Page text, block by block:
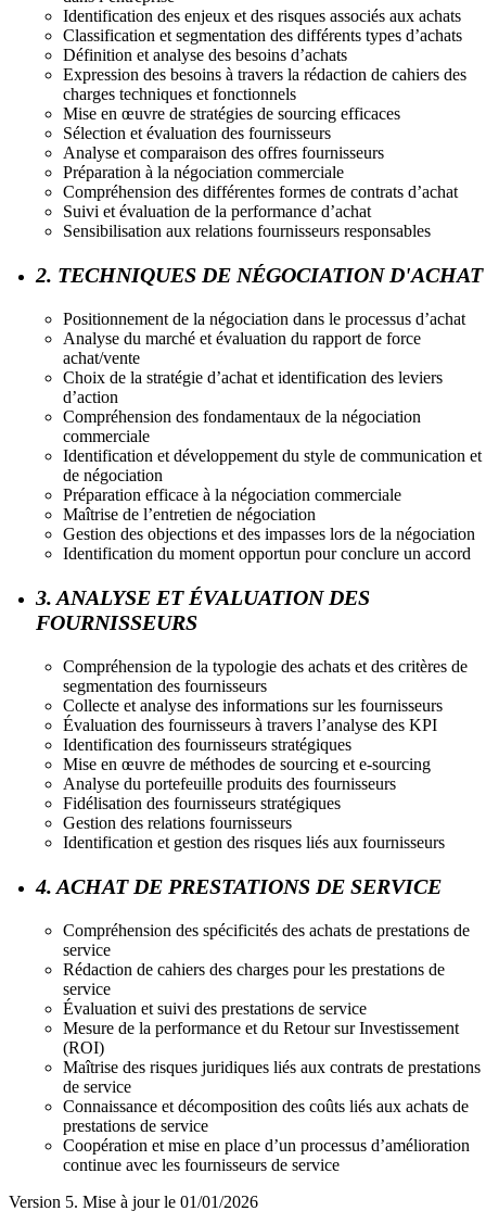
Identification des enjeux et des risques associés aux achats
Classification et segmentation des différents types d’achats
Définition et analyse des besoins d’achats
Expression des besoins à travers la rédaction de cahiers des
charges techniques et fonctionnels
Mise en œuvre de stratégies de sourcing efficaces
Sélection et évaluation des fournisseurs
Analyse et comparaison des offres fournisseurs
Préparation à la négociation commerciale
Compréhension des différentes formes de contrats d’achat
Suivi et évaluation de la performance d’achat
Sensibilisation aux relations fournisseurs responsables
2. TECHNIQUES DE NÉGOCIATION D'ACHAT
Positionnement de la négociation dans le processus d’achat
Analyse du marché et évaluation du rapport de force
achat/vente
Choix de la stratégie d’achat et identification des leviers
d’action
Compréhension des fondamentaux de la négociation
commerciale
Identification et développement du style de communication et
de négociation
Préparation efficace à la négociation commerciale
Maîtrise de l’entretien de négociation
Gestion des objections et des impasses lors de la négociation
Identification du moment opportun pour conclure un accord
3. ANALYSE ET ÉVALUATION DES
FOURNISSEURS
Compréhension de la typologie des achats et des critères de
segmentation des fournisseurs
Collecte et analyse des informations sur les fournisseurs
Évaluation des fournisseurs à travers l’analyse des KPI
Identification des fournisseurs stratégiques
Mise en œuvre de méthodes de sourcing et e-sourcing
Analyse du portefeuille produits des fournisseurs
Fidélisation des fournisseurs stratégiques
Gestion des relations fournisseurs
Identification et gestion des risques liés aux fournisseurs
4. ACHAT DE PRESTATIONS DE SERVICE
Compréhension des spécificités des achats de prestations de
service
Rédaction de cahiers des charges pour les prestations de
service
Évaluation et suivi des prestations de service
Mesure de la performance et du Retour sur Investissement
(ROI)
Maîtrise des risques juridiques liés aux contrats de prestations
de service
Connaissance et décomposition des coûts liés aux achats de
prestations de service
Coopération et mise en place d’un processus d’amélioration
continue avec les fournisseurs de service
Version 5. Mise à jour le 01/01/2026